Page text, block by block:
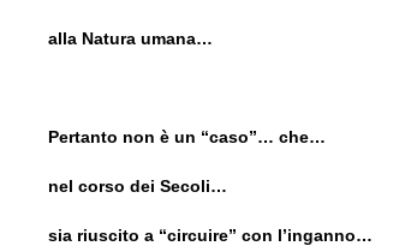
alla Natura umana…
Pertanto non è un “caso”… che…
nel corso dei Secoli…
sia riuscito a “circuire” con l’inganno…